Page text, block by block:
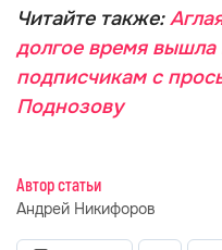
Читайте также:
долгое время вышла
подписчикам с
Поднозову
Автор статьи
Андрей Никифоров